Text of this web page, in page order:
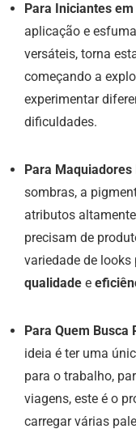
Para Iniciantes
aplicação e
versáteis, torna
começando a
experimentar
dificuldades.
Para
sombras, a
atributos
precisam de
variedade de
qualidade e
Para Quem
ideia é ter uma
para o trabalho,
viagens, este é o
carregar várias